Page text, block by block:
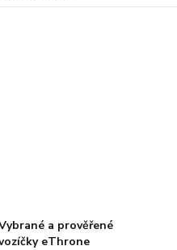
a prověřené
eThrone